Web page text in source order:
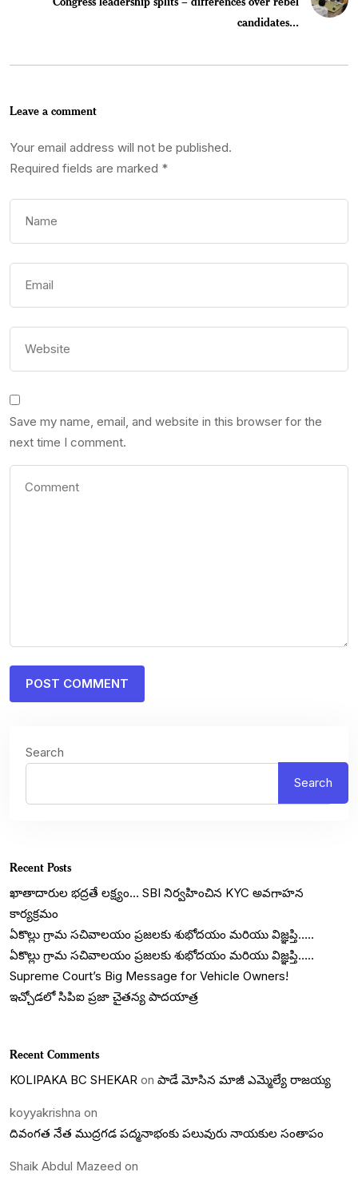
candidates...
Leave a comment
Your email address will not be published.
Required fields are marked *
Save my name, email, and website in this browser for the
next time I comment.
Search
Search
Recent Posts
ఖాతాదారుల భద్రతే లక్ష్యం… SBI నిర్వహించిన KYC అవగాహన
కార్యక్రమం
ఏకొల్లు గ్రామ సచివాలయం ప్రజలకు శుభోదయం మరియు విజ్ఞప్తి…..
ఏకొల్లు గ్రామ సచివాలయం ప్రజలకు శుభోదయం మరియు విజ్ఞప్తి…..
Supreme Court’s Big Message for Vehicle Owners!
ఇచ్చోడలో సిపిఐ ప్రజా చైతన్య పాదయాత్ర
Recent Comments
KOLIPAKA BC SHEKAR on పాడే మోసిన మాజీ ఎమ్మెల్యే రాజయ్య
koyyakrishna on
దివంగత నేత ముద్రగడ పద్మనాభంకు పలువురు నాయకుల సంతాపం
Shaik Abdul Mazeed on